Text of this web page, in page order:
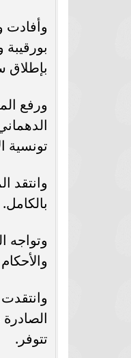
وأفادت
بإطلاق
ورفع
تونسية
وانتقد
بالكامل.
وتواجه
تتوفر.